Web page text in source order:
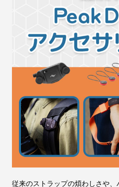
従来のストラップの煩わしさや